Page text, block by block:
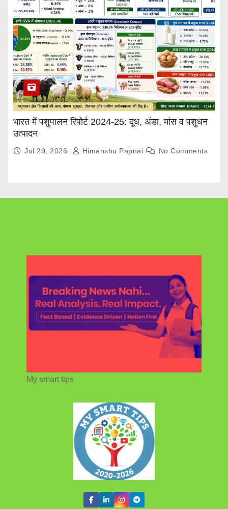
भारत में पशुपालन रिपोर्ट 2024-25: दूध, अंडा, मांस व पशुधन
उत्पादन
Jul 29, 2026 Himanshu Papnai No Comments
My smart tips